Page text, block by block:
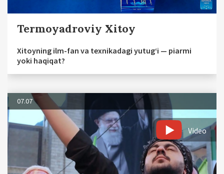
Termoyadroviy Xitoy
Xitoyning ilm-fan va texnikadagi yutug‘i — piarmi
yoki haqiqat?
07.07
Video